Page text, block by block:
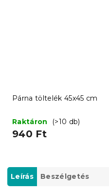
Párna töltelék 45x45 cm
Raktáron (>10 db)
940 Ft
Leírás Beszélgetés